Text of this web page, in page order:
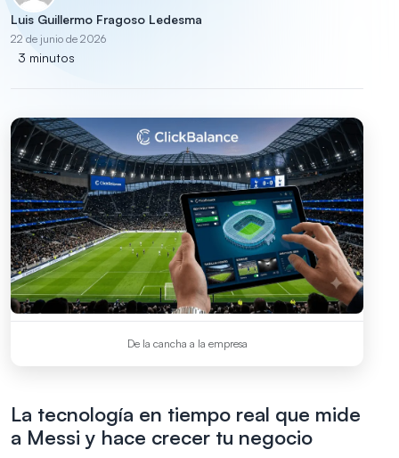
Luis Guillermo Fragoso Ledesma
22 de junio de 2026
3 minutos
De la cancha a la empresa
La tecnología en tiempo real que mide
a Messi y hace crecer tu negocio